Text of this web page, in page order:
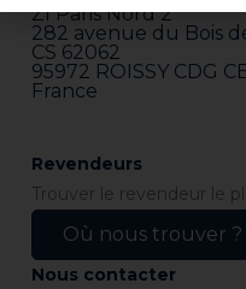
ZI Paris Nord 2
282 avenue du Bois
CS 62062
95972 ROISSY CDG
France
Revendeurs
Trouver le revendeur le
Où nous trouver ?
Nous contacter